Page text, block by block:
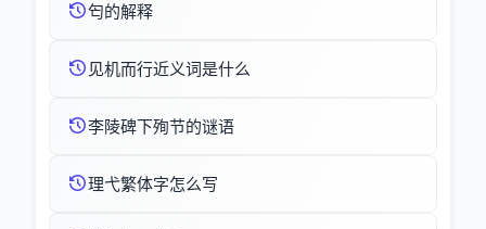
匄的解释
见机而行近义词是什么
李陵碑下殉节的谜语
理弋繁体字怎么写